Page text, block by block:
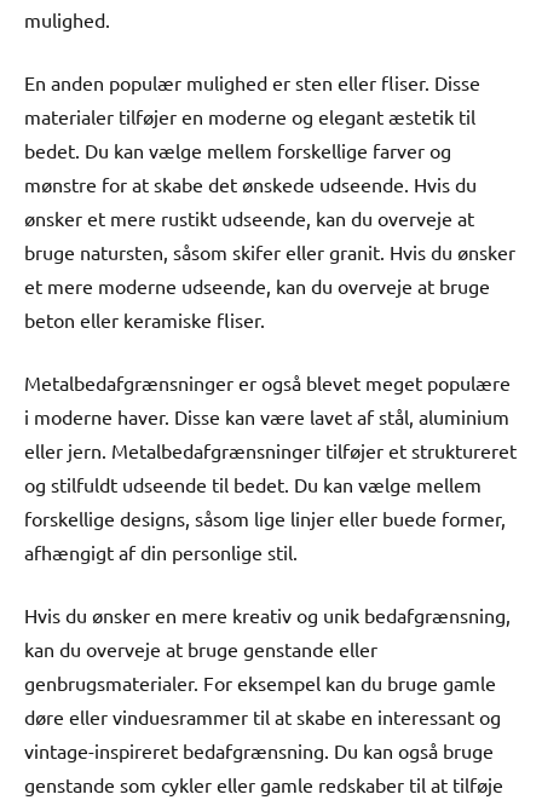
mulighed.
En anden populær mulighed er sten eller fliser. Disse
materialer tilføjer en moderne og elegant æstetik til
bedet. Du kan vælge mellem forskellige farver og
mønstre for at skabe det ønskede udseende. Hvis du
ønsker et mere rustikt udseende, kan du overveje at
bruge natursten, såsom skifer eller granit. Hvis du ønsker
et mere moderne udseende, kan du overveje at bruge
beton eller keramiske fliser.
Metalbedafgrænsninger er også blevet meget populære
i moderne haver. Disse kan være lavet af stål, aluminium
eller jern. Metalbedafgrænsninger tilføjer et struktureret
og stilfuldt udseende til bedet. Du kan vælge mellem
forskellige designs, såsom lige linjer eller buede former,
afhængigt af din personlige stil.
Hvis du ønsker en mere kreativ og unik bedafgrænsning,
kan du overveje at bruge genstande eller
genbrugsmaterialer. For eksempel kan du bruge gamle
døre eller vinduesrammer til at skabe en interessant og
vintage-inspireret bedafgrænsning. Du kan også bruge
genstande som cykler eller gamle redskaber til at tilføje